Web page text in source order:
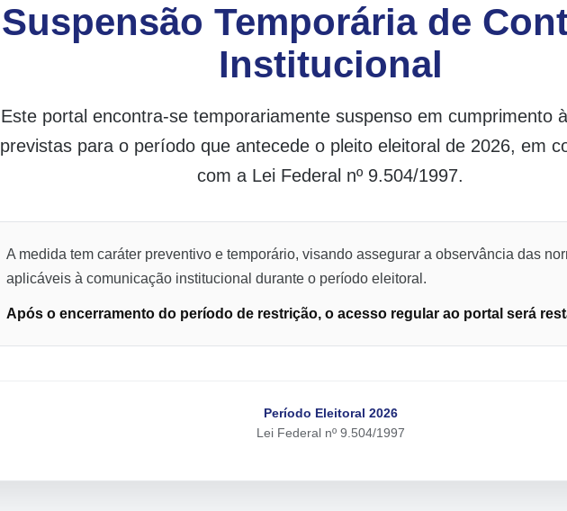
Suspensão Temporária de
Institucional
Este portal encontra-se temporariamente suspenso em cumprimento
previstas para o período que antecede o pleito eleitoral de 2026, em
com a Lei Federal nº 9.504/1997.
A medida tem caráter preventivo e temporário, visando assegurar a observância das
aplicáveis à comunicação institucional durante o período eleitoral.
Após o encerramento do período de restrição, o acesso regular ao portal será
Período Eleitoral 2026
Lei Federal nº 9.504/1997